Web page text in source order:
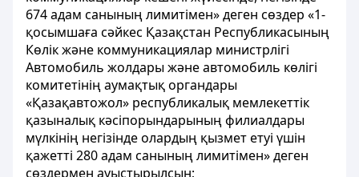
674 адам санының лимитiмен» деген сөздер «1-
қосымшаға сәйкес Қазақстан Республикасының
Көлiк және коммуникациялар министрлігі
Автомобиль жолдары және автомобиль көлiгi
комитетiнiң аумақтық органдары
«Қазақавтожол» республикалық мемлекеттік
қазыналық кәсiпорындарының филиалдары
мүлкiнiң негiзiнде олардың қызмет етуi үшiн
қажетті 280 адам санының лимитiмен» деген
сөздермен ауыстырылсын;